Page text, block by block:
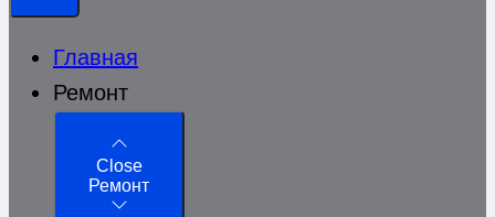
Главная
Ремонт
Close
Ремонт